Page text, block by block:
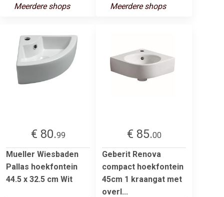
Meerdere shops
Meerdere shops
€ 80.99
Mueller Wiesbaden
Pallas hoekfontein
44.5 x 32.5 cm Wit
€ 85.00
Geberit Renova
compact hoekfontein
45cm 1 kraangat met
overl...